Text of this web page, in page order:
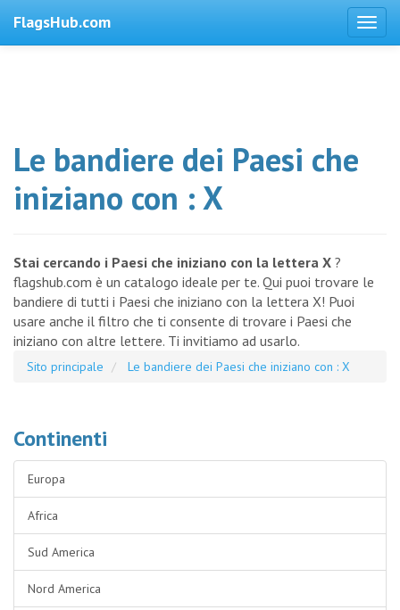
FlagsHub.com
Le bandiere dei Paesi che
iniziano con : X
Stai cercando i Paesi che iniziano con la lettera X ?
flagshub.com è un catalogo ideale per te. Qui puoi trovare le
bandiere di tutti i Paesi che iniziano con la lettera X! Puoi
usare anche il filtro che ti consente di trovare i Paesi che
iniziano con altre lettere. Ti invitiamo ad usarlo.
Sito principale Le bandiere dei Paesi che iniziano con : X
Continenti
Europa
Africa
Sud America
Nord America